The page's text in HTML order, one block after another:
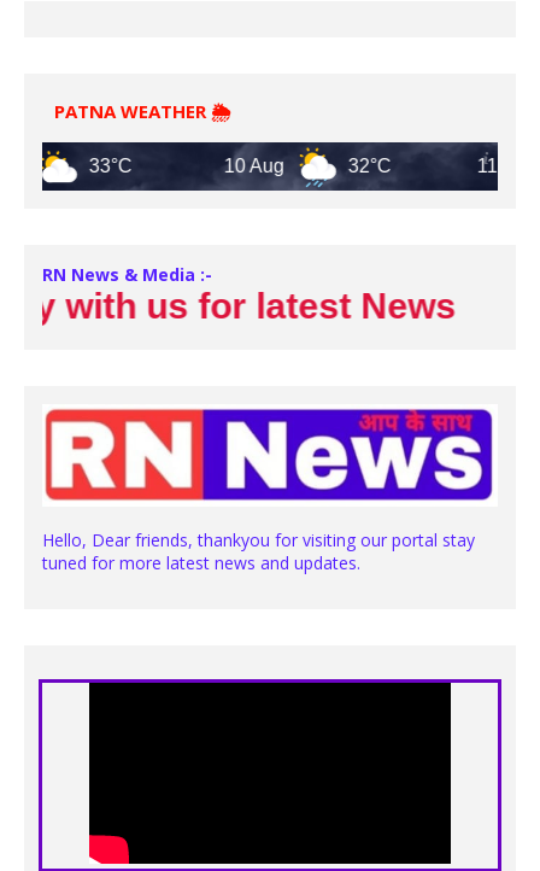
PATNA WEATHER 🌦️
33°C 10 Aug 32°C 11 Aug
RN News & Media :-
us for latest News
Hello, Dear friends, thankyou for visiting our portal stay
tuned for more latest news and updates.